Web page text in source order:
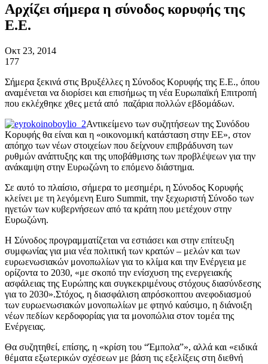
Αρχίζει σήμερα η σύνοδος κορυφής της
Ε.Ε.
Οκτ 23, 2014
177
Σήμερα ξεκινά στις Βρυξέλλες η Σύνοδος Κορυφής της Ε.Ε., όπου
αναμένεται να διορίσει και επισήμως τη νέα Ευρωπαϊκή Επιτροπή
που εκλέχθηκε χθες μετά από παζάρια πολλών εβδομάδων.
Αντικείμενο των συζητήσεων της Συνόδου
Κορυφής θα είναι και η «οικονομική κατάσταση στην ΕΕ», στον
απόηχο των νέων στοιχείων που δείχνουν επιβράδυνση των
ρυθμών ανάπτυξης και της υποβάθμισης των προβλέψεων για την
ανάκαμψη στην Ευρωζώνη το επόμενο διάστημα.
Σε αυτό το πλαίσιο, σήμερα το μεσημέρι, η Σύνοδος Κορυφής
κλείνει με τη λεγόμενη Euro Summit, την ξεχωριστή Σύνοδο των
ηγετών των κυβερνήσεων από τα κράτη που μετέχουν στην
Ευρωζώνη.
Η Σύνοδος προγραμματίζεται να εστιάσει και στην επίτευξη
συμφωνίας για μια νέα πολιτική των κρατών – μελών και των
ευρωενωσιακών μονοπωλίων για το κλίμα και την Ενέργεια με
ορίζοντα το 2030, «με σκοπό την ενίσχυση της ενεργειακής
ασφάλειας της Ευρώπης και συγκεκριμένους στόχους διασύνδεσης
για το 2030».Στόχος, η διασφάλιση απρόσκοπτου ανεφοδιασμού
των ευρωενωσιακών μονοπωλίων με φτηνό καύσιμο, η διάνοιξη
νέων πεδίων κερδοφορίας για τα μονοπώλια στον τομέα της
Ενέργειας.
Θα συζητηθεί, επίσης, η «κρίση του “Έμπολα”», αλλά και «ειδικά
θέματα εξωτερικών σχέσεων με βάση τις εξελίξεις στη διεθνή